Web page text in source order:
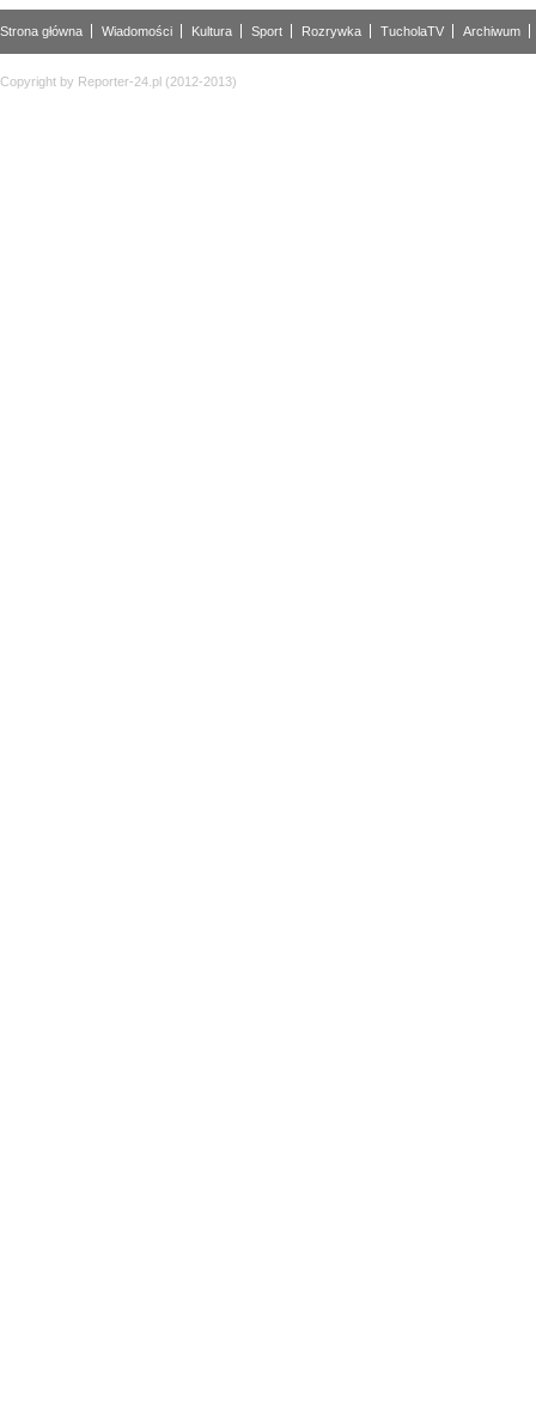
Strona główna Wiadomości Kultura Sport Rozrywka TucholaTV Archiwum
Copyright by Reporter-24.pl (2012-2013)